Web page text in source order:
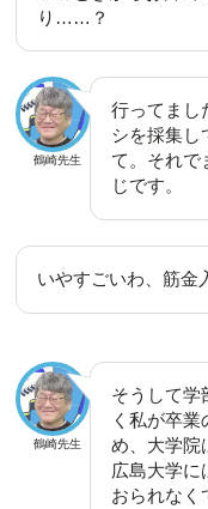
り……？
鶴崎先生
行ってまし
シを採集し
て。それで
じです。
いやすごいわ、筋金
鶴崎先生
そうして学
く私が卒
め、大学院
広島大学に
おられなく